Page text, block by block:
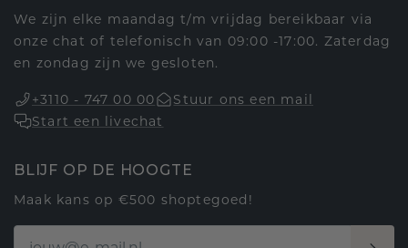
We zijn elke maandag t/m vrijdag bereikbaar via
onze chat of telefonisch van 09:00 -17:00. Zaterdag
en zondag zijn we gesloten.
+3110 - 747 00 00
Stuur ons een mail
Start een livechat
BLIJF OP DE HOOGTE
Maak kans op €500 shoptegoed!